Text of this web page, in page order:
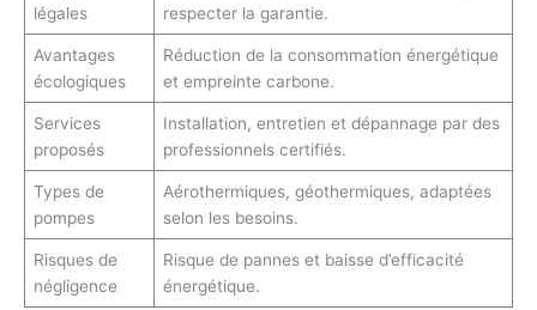
légales
respecter la garantie.
Avantages
écologiques
Réduction de la consommation énergétique
et empreinte carbone.
Services
proposés
Installation, entretien et dépannage par des
professionnels certifiés.
Types de
pompes
Aérothermiques, géothermiques, adaptées
selon les besoins.
Risques de
négligence
Risque de pannes et baisse d’efficacité
énergétique.